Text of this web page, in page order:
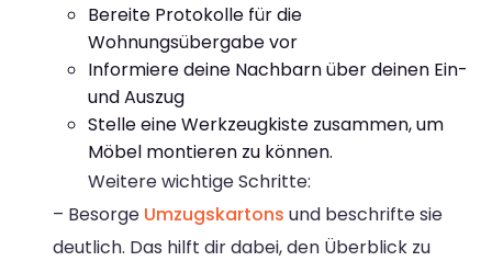
Bereite Protokolle für die
Wohnungsübergabe vor
Informiere deine Nachbarn über deinen Ein-
und Auszug
Stelle eine Werkzeugkiste zusammen, um
Möbel montieren zu können.
Weitere wichtige Schritte:
– Besorge Umzugskartons und beschrifte sie
deutlich. Das hilft dir dabei, den Überblick zu